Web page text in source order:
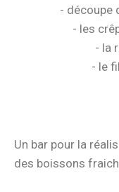
- découpe
- les
- la
- le
Un bar pour la
des boissons